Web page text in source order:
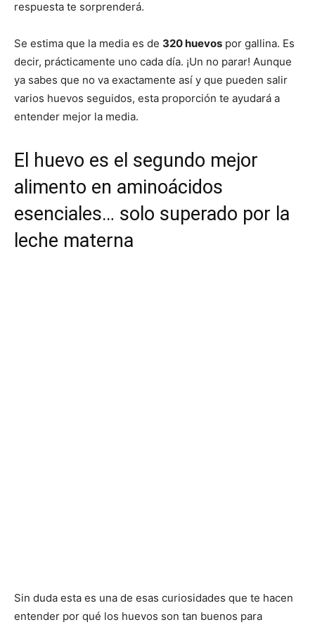
respuesta te sorprenderá.
Se estima que la media es de 320 huevos por gallina. Es
decir, prácticamente uno cada día. ¡Un no parar! Aunque
ya sabes que no va exactamente así y que pueden salir
varios huevos seguidos, esta proporción te ayudará a
entender mejor la media.
El huevo es el segundo mejor
alimento en aminoácidos
esenciales… solo superado por la
leche materna
Sin duda esta es una de esas curiosidades que te hacen
entender por qué los huevos son tan buenos para